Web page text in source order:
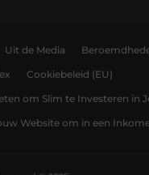
Uit de Media
Cookiebeleid (EU)
om Slim te Investeren in
Website om in een